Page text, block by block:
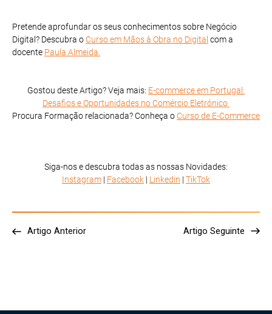
Pretende aprofundar os seus conhecimentos sobre Negócio
Digital? Descubra o Curso em Mãos à Obra no Digital com a
docente Paula Almeida.
Gostou deste Artigo? Veja mais: E-commerce em Portugal:
Desafios e Oportunidades no Comércio Eletrónico
Procura Formação relacionada? Conheça o Curso de E-Commerce
Siga-nos e descubra todas as nossas Novidades:
Instagram | Facebook | Linkedin | TikTok
Artigo Anterior Artigo Seguinte